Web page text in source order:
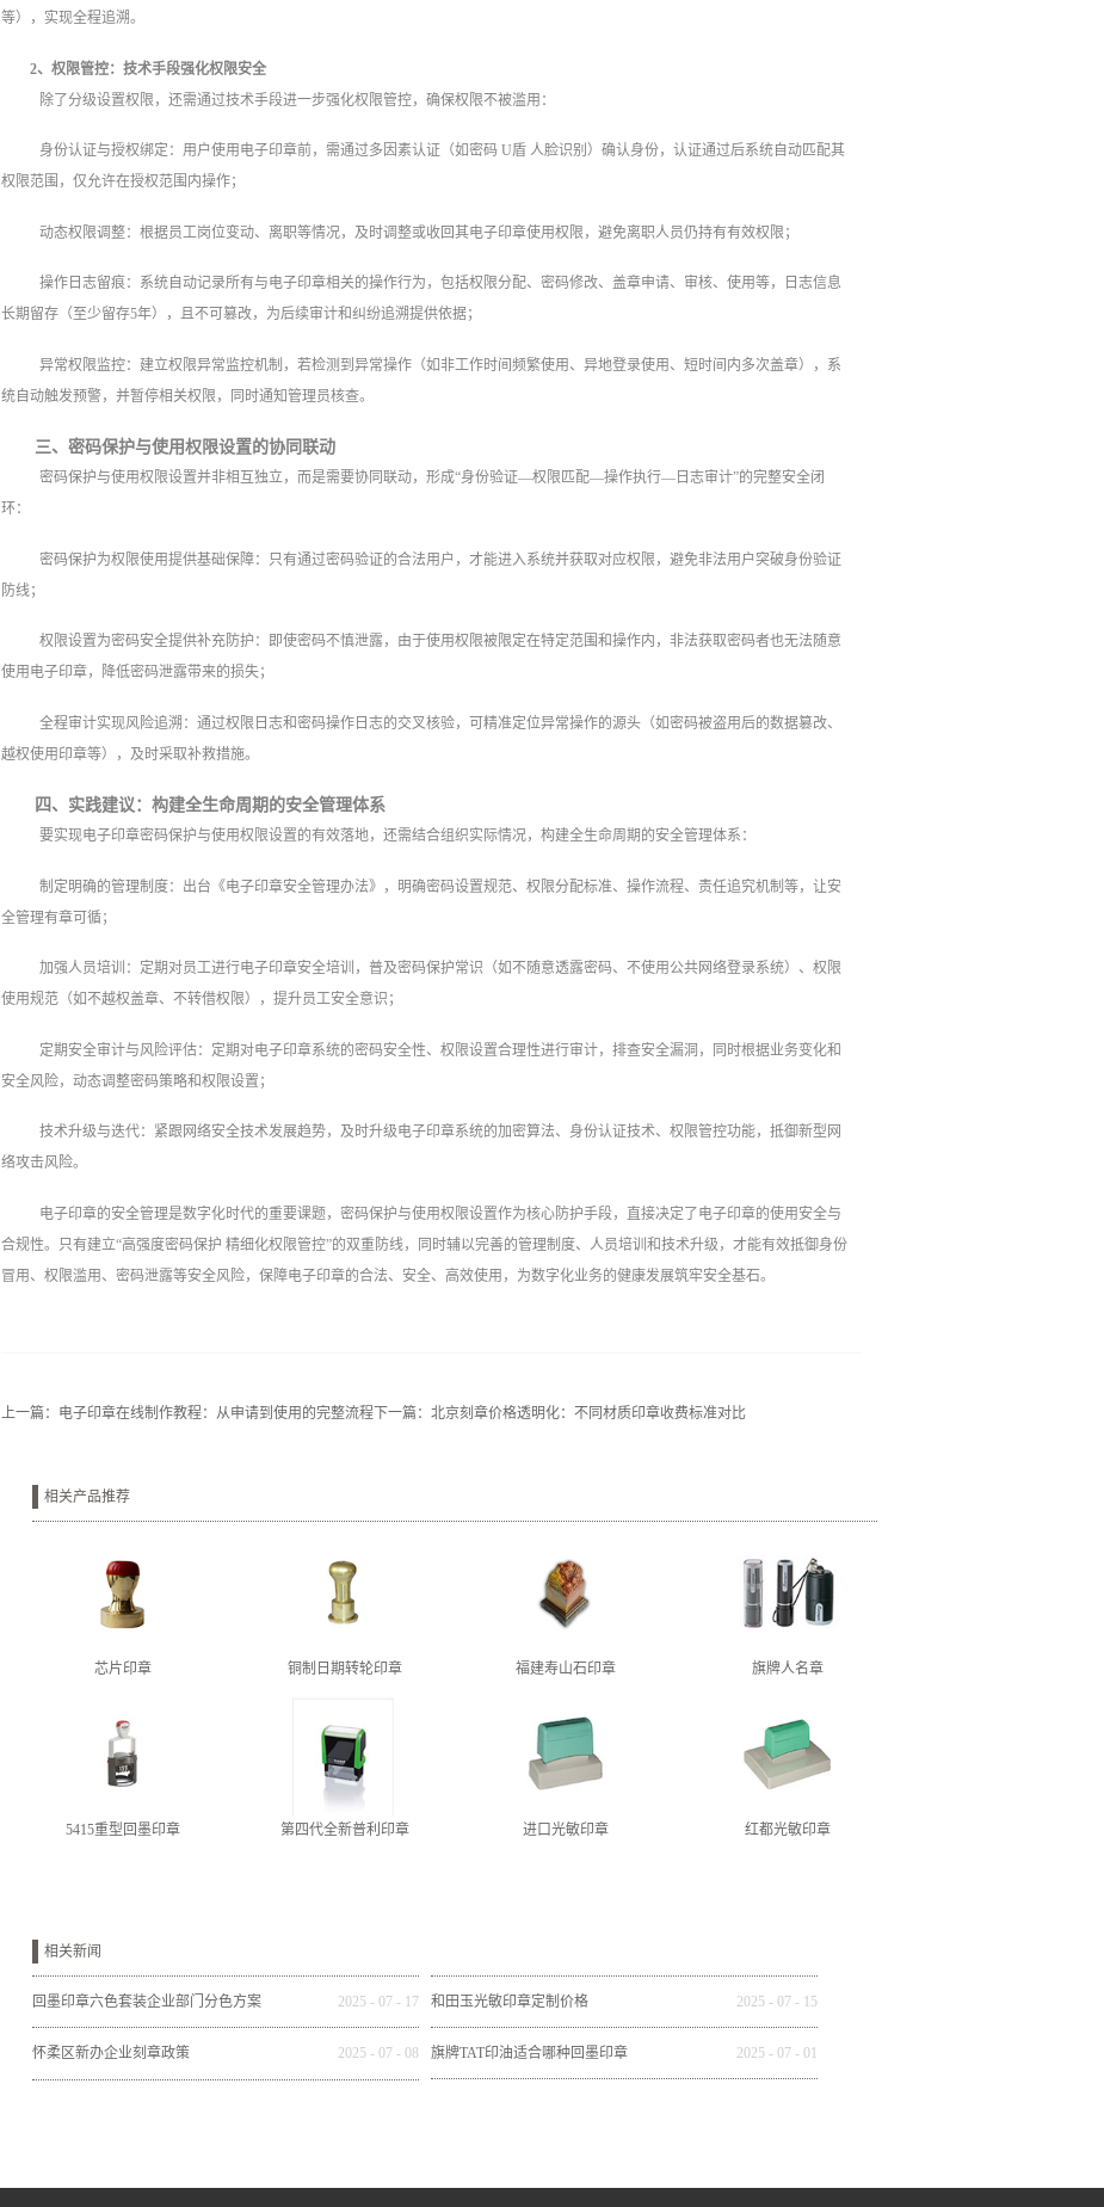
等），实现全程追溯。
2、权限管控：技术手段强化权限安全
除了分级设置权限，还需通过技术手段进一步强化权限管控，确保权限不被滥用：
身份认证与授权绑定：用户使用电子印章前，需通过多因素认证（如密码 U盾 人脸识别）确认身份，认证通过后系统自动匹配其
权限范围，仅允许在授权范围内操作；
动态权限调整：根据员工岗位变动、离职等情况，及时调整或收回其电子印章使用权限，避免离职人员仍持有有效权限；
操作日志留痕：系统自动记录所有与电子印章相关的操作行为，包括权限分配、密码修改、盖章申请、审核、使用等，日志信息
长期留存（至少留存5年），且不可篡改，为后续审计和纠纷追溯提供依据；
异常权限监控：建立权限异常监控机制，若检测到异常操作（如非工作时间频繁使用、异地登录使用、短时间内多次盖章），系
统自动触发预警，并暂停相关权限，同时通知管理员核查。
三、密码保护与使用权限设置的协同联动
密码保护与使用权限设置并非相互独立，而是需要协同联动，形成“身份验证—权限匹配—操作执行—日志审计”的完整安全闭
环：
密码保护为权限使用提供基础保障：只有通过密码验证的合法用户，才能进入系统并获取对应权限，避免非法用户突破身份验证
防线；
权限设置为密码安全提供补充防护：即使密码不慎泄露，由于使用权限被限定在特定范围和操作内，非法获取密码者也无法随意
使用电子印章，降低密码泄露带来的损失；
全程审计实现风险追溯：通过权限日志和密码操作日志的交叉核验，可精准定位异常操作的源头（如密码被盗用后的数据篡改、
越权使用印章等），及时采取补救措施。
四、实践建议：构建全生命周期的安全管理体系
要实现电子印章密码保护与使用权限设置的有效落地，还需结合组织实际情况，构建全生命周期的安全管理体系：
制定明确的管理制度：出台《电子印章安全管理办法》，明确密码设置规范、权限分配标准、操作流程、责任追究机制等，让安
全管理有章可循；
加强人员培训：定期对员工进行电子印章安全培训，普及密码保护常识（如不随意透露密码、不使用公共网络登录系统）、权限
使用规范（如不越权盖章、不转借权限），提升员工安全意识；
定期安全审计与风险评估：定期对电子印章系统的密码安全性、权限设置合理性进行审计，排查安全漏洞，同时根据业务变化和
安全风险，动态调整密码策略和权限设置；
技术升级与迭代：紧跟网络安全技术发展趋势，及时升级电子印章系统的加密算法、身份认证技术、权限管控功能，抵御新型网
络攻击风险。
电子印章的安全管理是数字化时代的重要课题，密码保护与使用权限设置作为核心防护手段，直接决定了电子印章的使用安全与
合规性。只有建立“高强度密码保护 精细化权限管控”的双重防线，同时辅以完善的管理制度、人员培训和技术升级，才能有效抵御身份
冒用、权限滥用、密码泄露等安全风险，保障电子印章的合法、安全、高效使用，为数字化业务的健康发展筑牢安全基石。‍
上一篇： 电子印章在线制作教程：从申请到使用的完整流程 下一篇：北京刻章价格透明化：不同材质印章收费标准对比
相关产品推荐
芯片印章 铜制日期转轮印章 福建寿山石印章 旗牌人名章
5415重型回墨印章 第四代全新普利印章 进口光敏印章 红都光敏印章
相关新闻
回墨印章六色套装企业部门分色方案 2025 -07 - 17 和田玉光敏印章定制价格 2025 -07 - 15
怀柔区新办企业刻章政策 2025 -07 -08 旗牌TAT印油适合哪种回墨印章 2025 -07 -01